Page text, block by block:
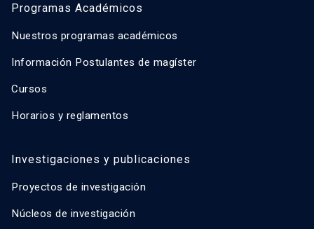
Programas Académicos
Nuestros programas académicos
Información Postulantes de magíster
Cursos
Horarios y reglamentos
Investigaciones y publicaciones
Proyectos de investigación
Núcleos de investigación